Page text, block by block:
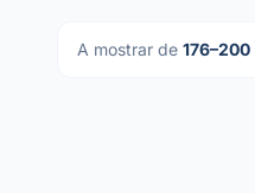
A mostrar de 176–200